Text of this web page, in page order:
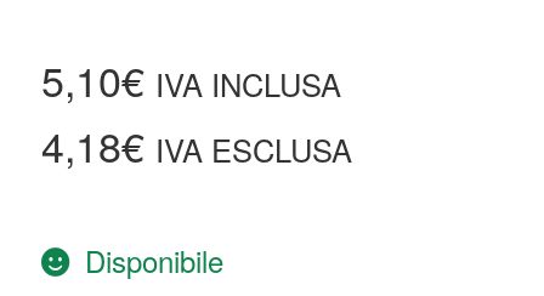
5,10€ IVA INCLUSA
4,18€ IVA ESCLUSA
Disponibile